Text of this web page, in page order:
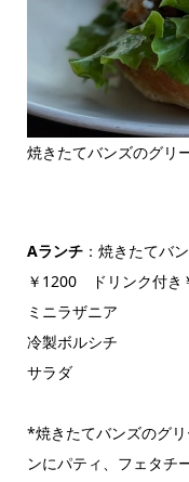
焼きたてバンズのグリ
Aランチ：焼きたてバ
￥1200 ドリンク付き
ミニラザニア
冷製ボルシチ
サラダ
*焼きたてバンズのグ
ンにパティ、フェタチ